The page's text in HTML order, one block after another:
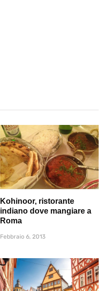
Kohinoor, ristorante
indiano dove mangiare a
Roma
Febbraio 6, 2013